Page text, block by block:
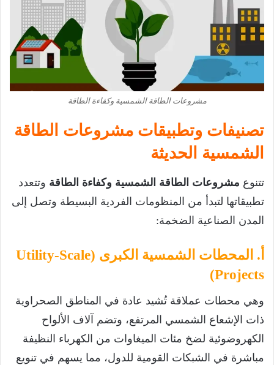
مشروعات الطاقة الشمسية وكفاءة الطاقة
تصنيفات وتطبيقات مشروعات الطاقة
الشمسية الحديثة
تتنوع مشروعات الطاقة الشمسية وكفاءة الطاقة وتتعدد
تطبيقاتها لتبدأ من المنظومات الفردية البسيطة وتصل إلى
المدن الصناعية الضخمة:
أ. المحطات الشمسية الكبرى (Utility-Scale
Projects)
وهي محطات عملاقة تُشيد عادة في المناطق الصحراوية
ذات الإشعاع الشمسي المرتفع، وتضم آلاف الألواح
الكهروضوئية لضخ مئات الميغاوات من الكهرباء النظيفة
مباشرة في الشبكات القومية للدول، مما يسهم في تنويع